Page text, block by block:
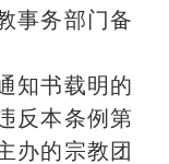
事务部门备
知书载明的
反本条例第
办的宗教团